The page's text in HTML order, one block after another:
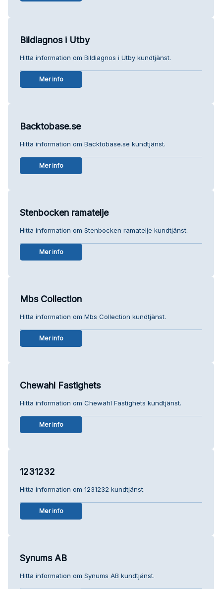
Bildiagnos i Utby
Hitta information om Bildiagnos i Utby kundtjänst.
Mer info
Backtobase.se
Hitta information om Backtobase.se kundtjänst.
Mer info
Stenbocken ramatelje
Hitta information om Stenbocken ramatelje kundtjänst.
Mer info
Mbs Collection
Hitta information om Mbs Collection kundtjänst.
Mer info
Chewahl Fastighets
Hitta information om Chewahl Fastighets kundtjänst.
Mer info
1231232
Hitta information om 1231232 kundtjänst.
Mer info
Synums AB
Hitta information om Synums AB kundtjänst.